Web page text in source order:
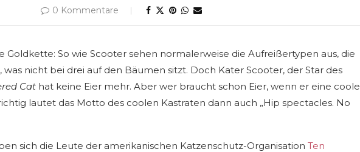
0 Kommentare
Goldkette: So wie Scooter sehen normalerweise die Aufreißertypen aus, die
was nicht bei drei auf den Bäumen sitzt. Doch Kater Scooter, der Star des
Cat hat keine Eier mehr. Aber wer braucht schon Eier, wenn er eine coole
lautet das Motto des coolen Kastraten dann auch „Hip spectacles. No
sich die Leute der amerikanischen Katzenschutz-Organisation Ten